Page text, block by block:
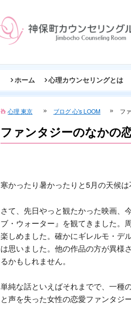
ホーム 心理カウンセリングとは
心理 東京 ブログ 心's LOOM フ
ファンタジーのなかの
寒かったり暑かったりと5月の天候は
さて、先日やっと観たかった映画、
ブ・ウォーター』を観てきました。
楽しめました。確かにギレルモ・デ
は思いました。他の作品の方が異様
るかもしれません。
単純な話といえばそれまでで、一種
と声を失った女性の恋愛ファンタジー